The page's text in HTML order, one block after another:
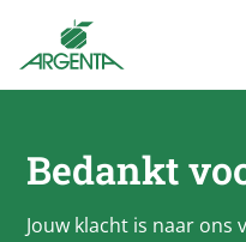
Ga naar de
hoofdinhoud
Bedankt
Jouw klacht is naar ons